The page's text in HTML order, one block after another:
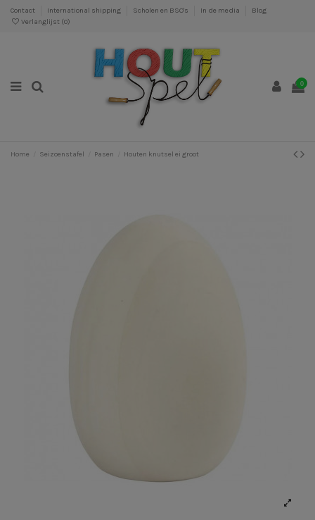
Contact International shipping Scholen en BSO's In de media
Blog
Verlanglijst (0)
0
Home Seizoenstafel Pasen Houten knutsel ei groot